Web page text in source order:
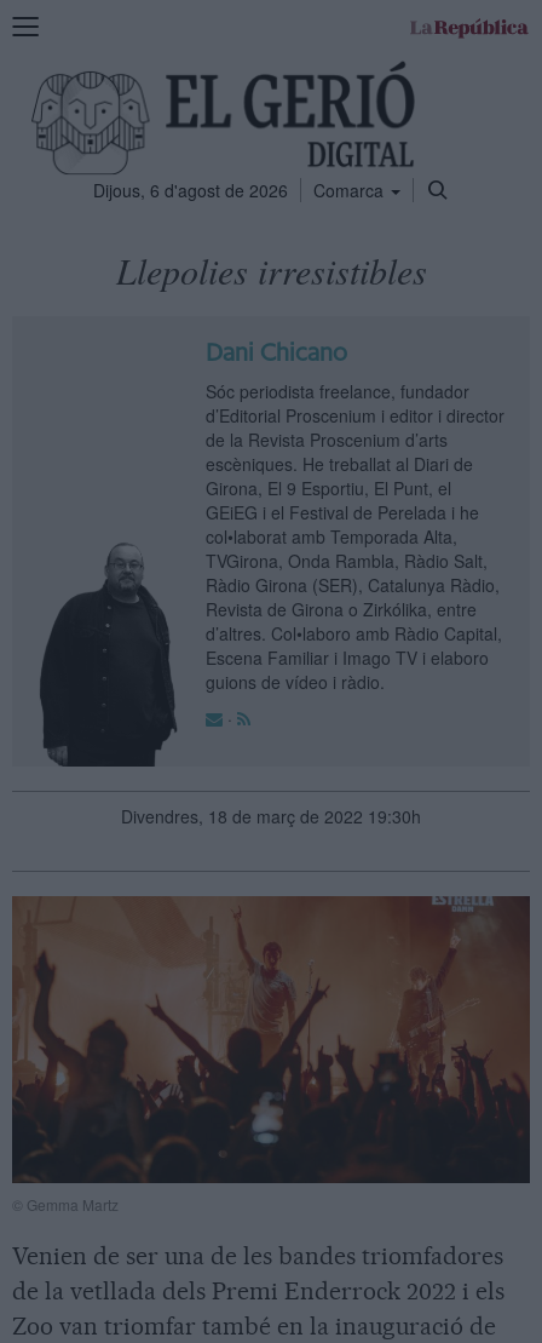
Mostra
navegació
Dijous, 6 d'agost de 2026 Comarca
Llepolies irresistibles
Dani Chicano
Sóc periodista freelance, fundador
d’Editorial Proscenium i editor i director
de la Revista Proscenium d’arts
escèniques. He treballat al Diari de
Girona, El 9 Esportiu, El Punt, el
GEiEG i el Festival de Perelada i he
col•laborat amb Temporada Alta,
TVGirona, Onda Rambla, Ràdio Salt,
Ràdio Girona (SER), Catalunya Ràdio,
Revista de Girona o Zirkólika, entre
d’altres. Col•laboro amb Ràdio Capital,
Escena Familiar i Imago TV i elaboro
guions de vídeo i ràdio.
·
Divendres, 18 de març de 2022 19:30h
© Gemma Martz
Venien de ser una de les bandes triomfadores
de la vetllada dels Premi Enderrock 2022 i els
Zoo van triomfar també en la inauguració de